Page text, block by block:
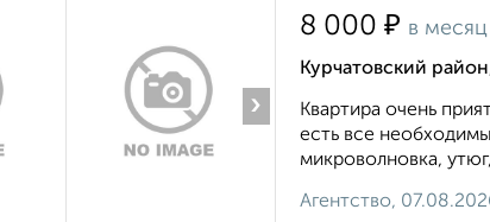
›
8 000 ₽ в месяц
Курчатовский
Квартира очень
есть все
микроволновка,
Агентство,